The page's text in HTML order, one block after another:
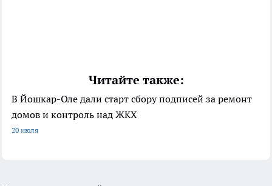
Читайте также:
В Йошкар-Оле дали старт сбору подписей за ремонт
домов и контроль над ЖКХ
20 июля